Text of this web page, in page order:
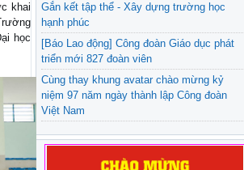
khai
học
Gắn kết tập thể - Xây dựng trường học
hạnh phúc
[Báo Lao động] Công đoàn Giáo dục phát
triển mới 827 đoàn viên
Cùng thay khung avatar chào mừng kỷ
niệm 97 năm ngày thành lập Công đoàn
Việt Nam
[Khoa Luật] Giao lưu giữa Khoa Luật và
Trung tâm Bồi dưỡng kiến thức pháp luật
và Bổ trợ tư pháp - Mừng sinh nhật công